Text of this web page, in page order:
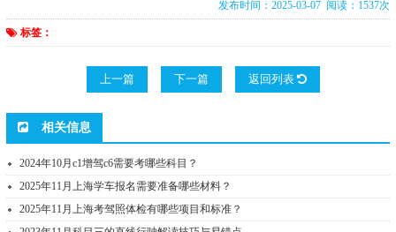
发布时间：2025-03-07 阅读：1537次
标签：
上一篇 下一篇 返回列表
相关信息
2024年10月c1增驾c6需要考哪些科目？
2025年11月上海学车报名需要准备哪些材料？
2025年11月上海考驾照体检有哪些项目和标准？